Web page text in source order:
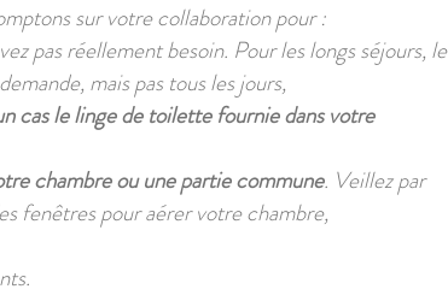
sur votre collaboration pour :
pas réellement besoin. Pour les longs séjours, le
mais pas tous les jours,
cas le linge de toilette fournie dans votre
chambre ou une partie commune. Veillez par
fenêtres pour aérer votre chambre,